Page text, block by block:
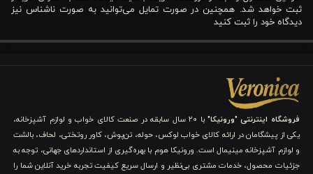
مزایا و ویژگی های کلیدی ست 3 تکه کاور لحاف پنبه
ست ۳ تکه کاور لحاف نوجوانپسرانه ورونیکا مدل مرد عنکبوتی
ترکیبی از طرح جذاب، رنگ‌های پرانرژی و جنس باکیفیت است که هر
کودک علاقه‌مند به ابرقهرمانان را شگفت‌زده می‌کند. این ست نه تنها
جلوه‌ای هیجان‌انگیز به اتاق می‌دهد، بلکه راحتی و دوام بالایی برای
خواب کودک فراهم می‌کند و استفاده از آن بسیار آسان است.
ثبت خواهد شد. همچنین در صورت تمایل می‌توانید به صورت ناشناس نیز
دیدگاه خود را ثبت کنید
فروشگاه اینترنتی "ورونیکا"
با ۲۰ سال سابقه در صنعت کالای خواب و لوازم آشپزخانه،
یکی از پیشگامان در ارائه کالای خواب لوکس، حوله، تن‌پوش، کاور روتختی، لحاف، بالشت
و لوازم آشپزخانه مینیمال است. ورونیکا هوم با بهره‌گیری از استانداردهای جهانی، توجه به
جزئیات محصول، خدمات مشتری بی‌نظیر و ارسال سریع کیفیت تجربه خرید آنلاین شما را